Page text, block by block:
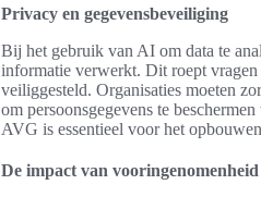
Privacy en gegevensbeveiliging
Bij het gebruik van AI om data te
informatie verwerkt. Dit roept vragen
veiliggesteld. Organisaties moeten
om persoonsgegevens te
AVG is essentieel voor het
De impact van